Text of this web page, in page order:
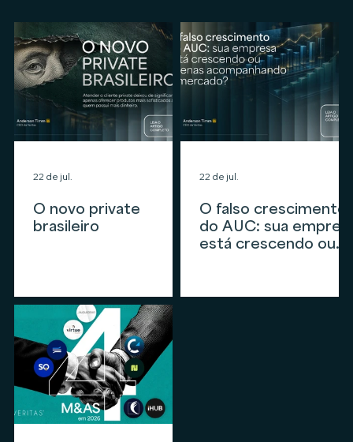
O novo private
brasileiro
22 de jul.
O falso crescimento
do AUC: sua
está crescendo ou
mercado?
22 de jul.